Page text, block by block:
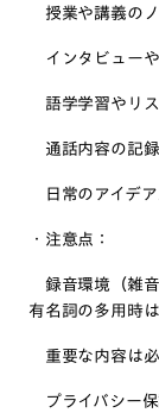
授業や講義の
インタビュー
語学学習やリ
通話内容の記録
日常のアイデ
・注意点：
録音環境（雑音
有名詞の多用時
重要な内容は必
プライバシー保